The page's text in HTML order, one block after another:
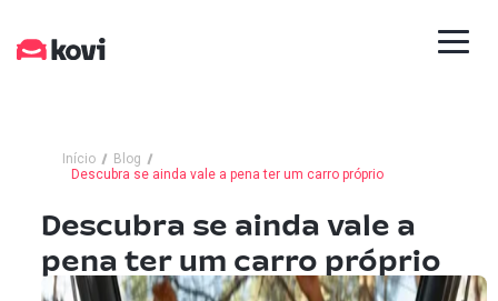
Início
Blog
Descubra se ainda vale a pena ter um carro próprio
Descubra se ainda vale a
pena ter um carro próprio